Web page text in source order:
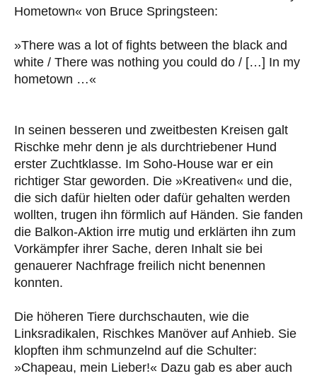
Hometown« von Bruce Springsteen:
»There was a lot of fights between the black and
white / There was nothing you could do / […] In my
hometown …«
In seinen besseren und zweitbesten Kreisen galt
Rischke mehr denn je als durchtriebener Hund
erster Zuchtklasse. Im Soho-House war er ein
richtiger Star geworden. Die »Kreativen« und die,
die sich dafür hielten oder dafür gehalten werden
wollten, trugen ihn förmlich auf Händen. Sie fanden
die Balkon-Aktion irre mutig und erklärten ihn zum
Vorkämpfer ihrer Sache, deren Inhalt sie bei
genauerer Nachfrage freilich nicht benennen
konnten.
Die höheren Tiere durchschauten, wie die
Linksradikalen, Rischkes Manöver auf Anhieb. Sie
klopften ihm schmunzelnd auf die Schulter:
»Chapeau, mein Lieber!« Dazu gab es aber auch